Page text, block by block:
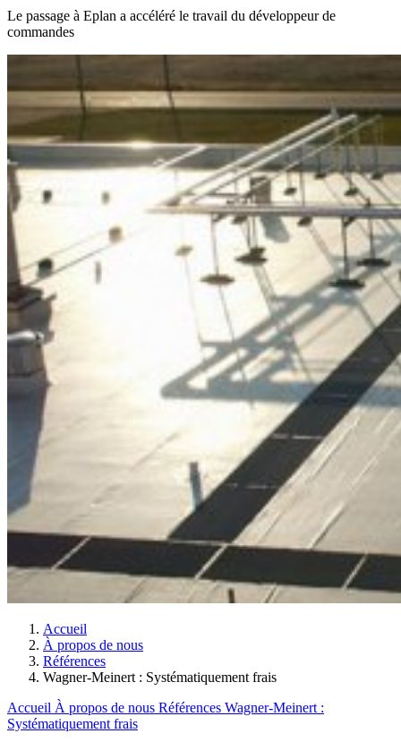
Le passage à Eplan a accéléré le travail du développeur de
commandes
Accueil
À propos de nous
Références
Wagner-Meinert : Systématiquement frais
Accueil À propos de nous Références Wagner-Meinert :
Systématiquement frais